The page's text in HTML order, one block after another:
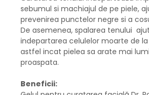
sebumul si machiajul de pe piele,
prevenirea punctelor negre si a
De asemenea, spalarea tenului
indepartarea celulelor moarte de
astfel incat pielea sa arate mai
proaspata.
Beneficii: